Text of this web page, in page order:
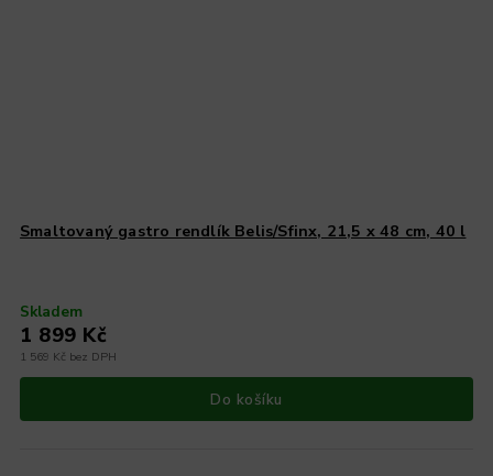
Smaltovaný gastro rendlík Belis/Sfinx, 21,5 x 48 cm, 40 l
Skladem
1 569 Kč bez DPH
1 899 Kč
Do košíku